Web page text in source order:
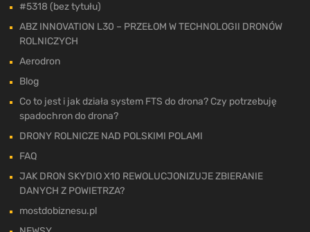
#5318 (bez tytułu)
ABZ INNOVATION L30 – PRZEŁOM W TECHNOLOGII DRONÓW
ROLNICZYCH
Aerodron
Blog
Co to jest i jak działa system FTS do drona? Czy potrzebuję
spadochron do drona?
DRONY ROLNICZE NAD POLSKIMI POLAMI
FAQ
JAK DRON SKYDIO X10 REWOLUCJONIZUJE ZBIERANIE
DANYCH Z POWIETRZA?
mostdobiznesu.pl